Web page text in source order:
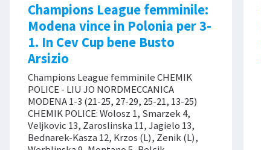
Champions League femminile:
Modena vince in Polonia per 3-
1. In Cev Cup bene Busto
Arsizio
Champions League femminile CHEMIK
POLICE - LIU JO NORDMECCANICA
MODENA 1-3 (21-25, 27-29, 25-21, 13-25)
CHEMIK POLICE: Wolosz 1, Smarzek 4,
Veljkovic 13, Zaroslinska 11, Jagielo 13,
Bednarek-Kasza 12, Krzos (L), Zenik (L),